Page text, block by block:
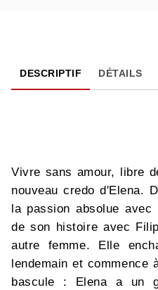
DESCRIPTIF DÉTAILS
Vivre sans amour, libre
nouveau credo d'Elena.
la passion absolue
de son histoire avec
autre femme. Elle
lendemain et
bascule : Elena a un